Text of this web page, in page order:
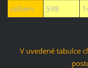
celkem
598
V uvedené tabulce